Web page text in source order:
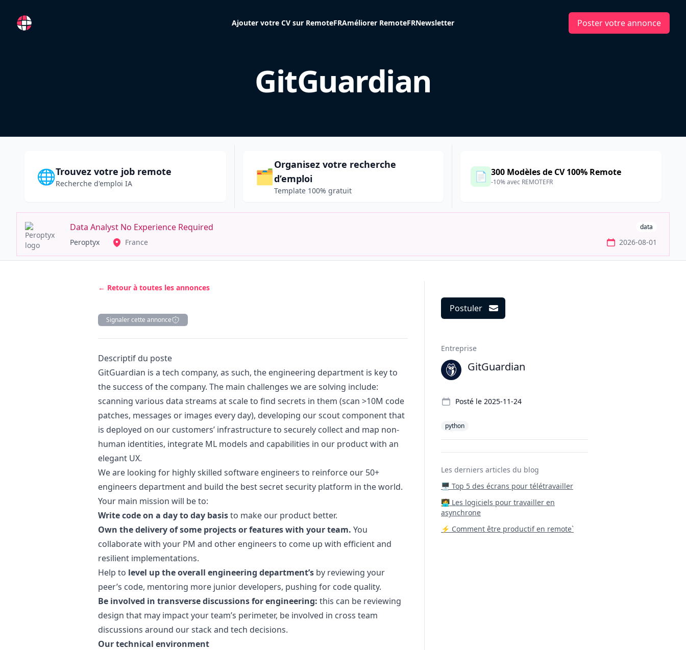
RemoteFR Ajouter votre CV sur RemoteFRAméliorer RemoteFRNewsletter Poster votre annonce
GitGuardian
🌐Trouvez votre job remote
Recherche d'emploi IA 🗂️
Organisez votre recherche
d’emploi
Template 100% gratuit
📄 300 Modèles de CV 100% Remote
-10% avec REMOTEFR
Data Analyst No Experience Required data
Peroptyx France 2026-08-01
← Retour à toutes les annonces
Signaler cette annonce
Description
Descriptif du poste
GitGuardian is a tech company, as such, the engineering department is key to
the success of the company. The main challenges we are solving include:
scanning various data streams at scale to find secrets in them (scan >10M code
patches, messages or images every day), developing our scout component that
is deployed on our customers’ infrastructure to securely collect and map non-
human identities, integrate ML models and capabilities in our product with an
elegant UX.
We are looking for highly skilled software engineers to reinforce our 50+
engineers department and build the best secret security platform in the world.
Your main mission will be to:
Write code on a day to day basisto make our product better.
Own the delivery of some projects or features with your team. You
collaborate with your PM and other engineers to come up with efficient and
resilient implementations.
Help to level up the overall engineering department’s by reviewing your
peer’s code, mentoring more junior developers, pushing for code quality.
Be involved in transverse discussions for engineering: this can be reviewing
design that may impact your team’s perimeter, be involved in cross team
discussions around our stack and tech decisions.
Our technical environment
Postuler
Entreprise
GitGuardian
Posté le 2025-11-24
python
Les derniers articles du blog
🖥️ Top 5 des écrans pour télétravailler
‍🧑‍💻 Les logiciels pour travailler en
asynchrone
⚡ Comment être productif en remote`